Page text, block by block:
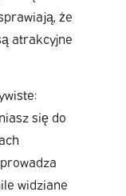
że
atrakcyjne
się do
widziane